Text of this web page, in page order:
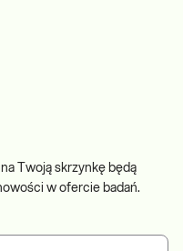
Twoją skrzynkę będą
w ofercie badań.